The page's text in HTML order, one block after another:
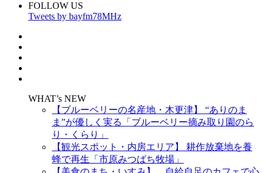
FOLLOW US
Tweets by bayfm78MHz
WHAT’s NEW
【ブルーベリーの名産地・木更津】 “ありのま
ま”が優しく実る「ブルーベリー摘み取り園のら
り・くらり」
【観光スポット・内房エリア】 耕作放棄地を養
蜂で再生「市原みつばち牧場」